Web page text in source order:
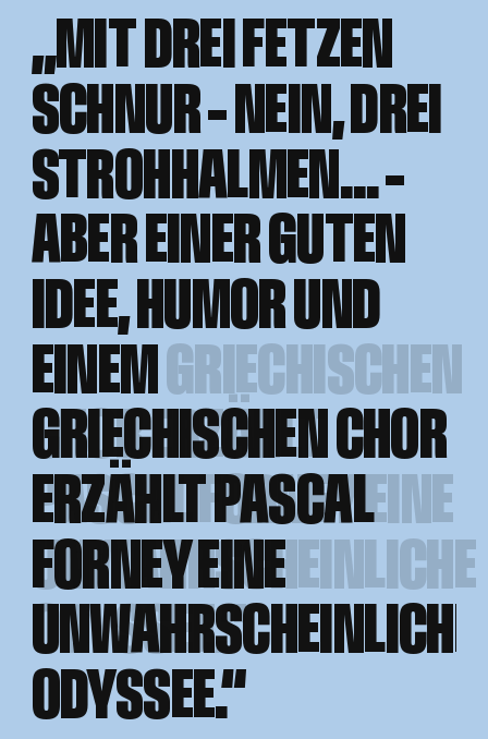
„MIT DREI FETZEN
SCHNUR – NEIN, DREI
STROHHALMEN… –
ABER EINER GUTEN
IDEE, HUMOR UND
EINEM
GRIECHISCHEN CHOR
ERZÄHLT PASCAL
FORNEY EINE
UNWAHRSCHEINLICHE
ODYSSEE.“
„MIT DREI FETZEN
SCHNUR – NEIN, DREI
STROHHALMEN… –
ABER EINER GUTEN
IDEE, HUMOR UND
EINEM GRIECHISCHEN
CHOR ERZÄHLT
PASCAL FORNEY EINE
UNWAHRSCHEINLICHE
ODYSSEE.“